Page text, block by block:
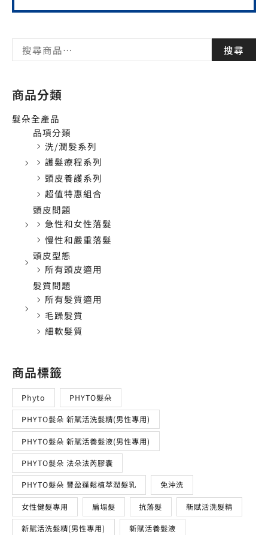
搜尋
商品分類
髮朵全產品
品項分類
洗/潤髮系列
護髮療程系列
頭皮養護系列
超值特惠組合
頭皮問題
急性和女性落髮
慢性和嚴重落髮
頭皮型態
所有頭皮適用
髮質問題
所有髮質適用
毛躁髮質
細軟髮質
商品標籤
Phyto PHYTO髮朵
PHYTO髮朵 新賦活洗髮精(男性專用)
PHYTO髮朵 新賦活養髮液(男性專用)
PHYTO髮朵 法朵法芮膠囊
PHYTO髮朵 豐盈蓬鬆植萃潤髮乳 免沖洗
女性健髮專用 扁塌髮 抗落髮 新賦活洗髮精
新賦活洗髮精(男性專用) 新賦活養髮液